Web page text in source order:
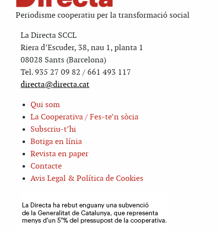
Periodisme cooperatiu per la transformació social
La Directa SCCL
Riera d’Escuder, 38, nau 1, planta 1
08028 Sants (Barcelona)
Tel. 935 27 09 82 / 661 493 117
directa@directa.cat
Qui som
La Cooperativa / Fes-te’n sòcia
Subscriu-t’hi
Botiga en línia
Revista en paper
Contacte
Avis Legal & Política de Cookies